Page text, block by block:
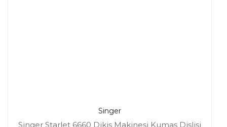
Singer
Singer Starlet 6660 Dikiş Makinesi Kumaş Dişlisi